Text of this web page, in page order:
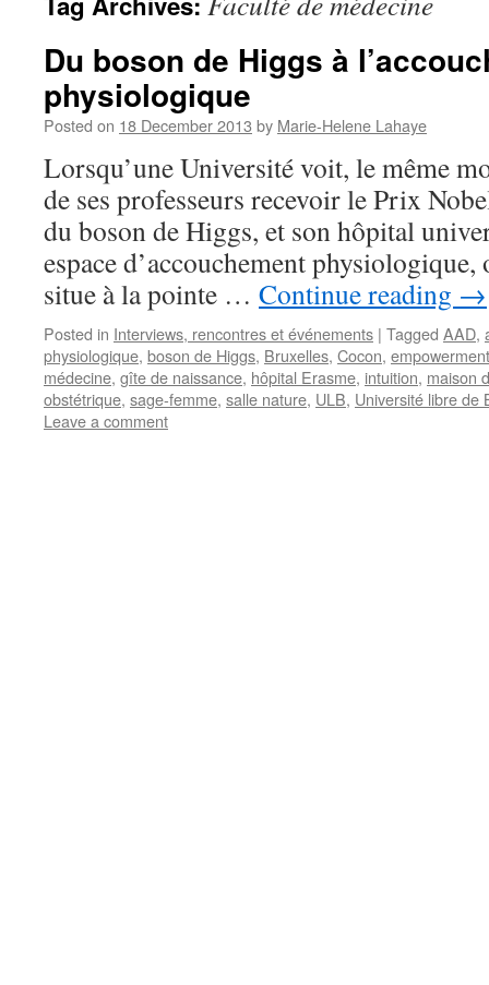
Du boson de Higgs à
physiologique
Posted on 18 December 2013 by Marie-Helene Lahaye
Lorsqu’une Université voit, le même
de ses professeurs recevoir le Prix
du boson de Higgs, et son hôpital
espace d’accouchement physiologique,
situe à la pointe … Continue reading →
Posted in Interviews, rencontres et événements | Tagged AAD,
physiologique, boson de Higgs, Bruxelles, Cocon, empowerment
médecine, gîte de naissance, hôpital Erasme, intuition, maison
obstétrique, sage-femme, salle nature, ULB, Université libre de
Leave a comment